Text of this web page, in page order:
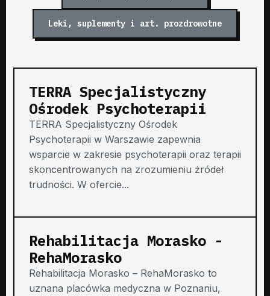
Leki, suplementy i art. prozdrowotne
TERRA Specjalistyczny
Ośrodek Psychoterapii
TERRA Specjalistyczny Ośrodek
Psychoterapii w Warszawie zapewnia
wsparcie w zakresie psychoterapii oraz terapii
skoncentrowanych na zrozumieniu źródeł
trudności. W ofercie...
Rehabilitacja Morasko -
RehaMorasko
Rehabilitacja Morasko – RehaMorasko to
uznana placówka medyczna w Poznaniu,